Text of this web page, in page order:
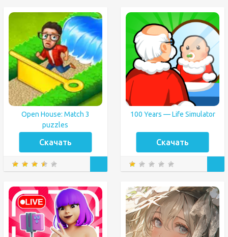
Open House: Match 3
puzzles
Скачать
100 Years — Life Simulator
Скачать